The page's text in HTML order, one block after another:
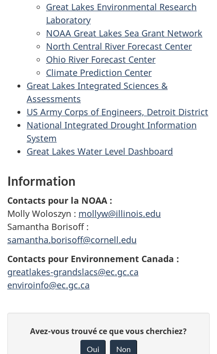
Great Lakes Environmental Research
Laboratory
NOAA Great Lakes Sea Grant Network
North Central River Forecast Center
Ohio River Forecast Center
Climate Prediction Center
Great Lakes Integrated Sciences &
Assessments
US Army Corps of Engineers, Detroit District
National Integrated Drought Information
System
Great Lakes Water Level Dashboard
Information
Contacts pour la NOAA :
Molly Woloszyn : mollyw@illinois.edu
Samantha Borisoff :
samantha.borisoff@cornell.edu
Contacts pour Environnement Canada :
greatlakes-grandslacs@ec.gc.ca
enviroinfo@ec.gc.ca
Avez-vous trouvé ce que vous cherchiez?
Oui Non